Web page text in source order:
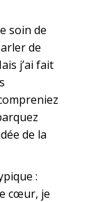
soin de
de
j’ai fait
de la
:
cœur, je